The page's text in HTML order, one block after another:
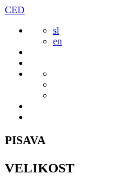
Preskoči
vsebine
CED
sl
en
PISAVA
VELIKOST